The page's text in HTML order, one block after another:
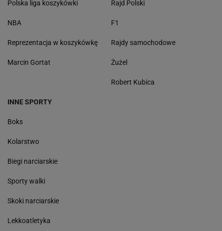
Polska liga koszykówki
NBA
Reprezentacja w koszykówkę
Marcin Gortat
Rajd Polski
F1
Rajdy samochodowe
Żużel
Robert Kubica
INNE SPORTY
Boks
Kolarstwo
Biegi narciarskie
Sporty walki
Skoki narciarskie
Lekkoatletyka